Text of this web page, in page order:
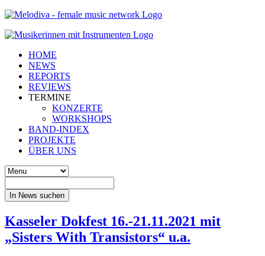
HOME
NEWS
REPORTS
REVIEWS
TERMINE
KONZERTE
WORKSHOPS
BAND-INDEX
PROJEKTE
ÜBER UNS
In News suchen
Kasseler Dokfest 16.-21.11.2021 mit
„Sisters With Transistors“ u.a.